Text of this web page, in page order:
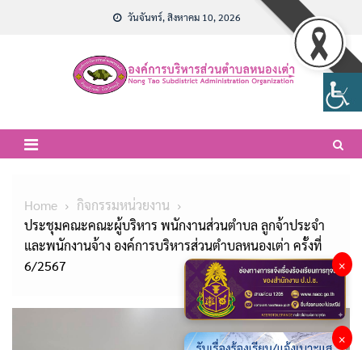
วันจันทร์, สิงหาคม 10, 2026
Home
กิจกรรมหน่วยงาน
ประชุมคณะคณะผู้บริหาร พนักงานส่วนตำบล ลูกจ้าประจำ
และพนักงานจ้าง องค์การบริหารส่วนตำบลหนองเต่า ครั้งที่
6/2567
×
×